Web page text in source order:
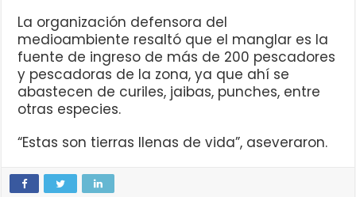
La organización defensora del
medioambiente resaltó que el manglar es la
fuente de ingreso de más de 200 pescadores
y pescadoras de la zona, ya que ahí se
abastecen de curiles, jaibas, punches, entre
otras especies.
“Estas son tierras llenas de vida”, aseveraron.